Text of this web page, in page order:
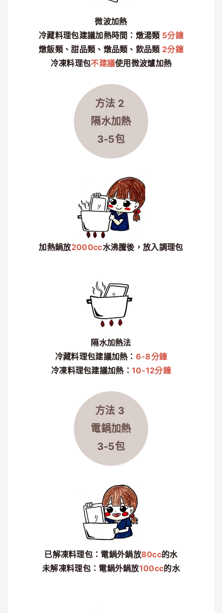
微波加熱
冷藏料理包建議加熱時間：燉湯類 5分鐘
燉飯類、甜品類、燉品類、飲品類 2分鐘
冷凍料理包不建議使用微波爐加熱
方法 2
隔水加熱
3-5包
加熱鍋放2000cc水沸騰後，放入調理包
隔水加熱法
冷藏料理包建議加熱： 6-8分鐘
冷凍料理包建議加熱： 10-12分鐘
方法 3
電鍋加熱
3-5包
已解凍料理包：電鍋外鍋放80cc的水
未解凍料理包：電鍋外鍋放100cc的水